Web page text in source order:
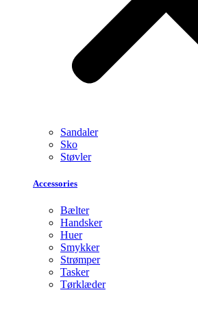
Sandaler
Sko
Støvler
Accessories
Bælter
Handsker
Huer
Smykker
Strømper
Tasker
Tørklæder